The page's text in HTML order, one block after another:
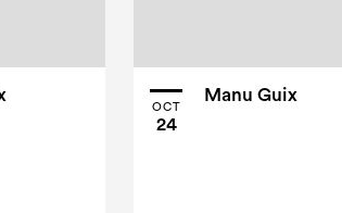
OCT
24
Manu Guix